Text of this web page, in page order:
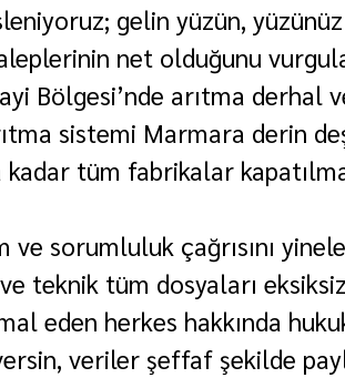
gelin yüzün,
net olduğunu
Bölgesi’nde arıtma derhal
sistemi Marmara derin
kadar tüm fabrikalar
ve sorumluluk çağrısını
teknik tüm dosyaları
eden herkes hakkında
veriler şeffaf şekilde